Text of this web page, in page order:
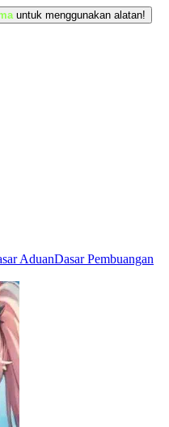
untuk menggunakan alatan!
AduanDasar Pembuangan